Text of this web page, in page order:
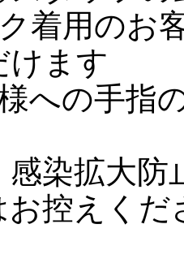
着用のお
けます
への手指
感染拡大防
お控えくだ